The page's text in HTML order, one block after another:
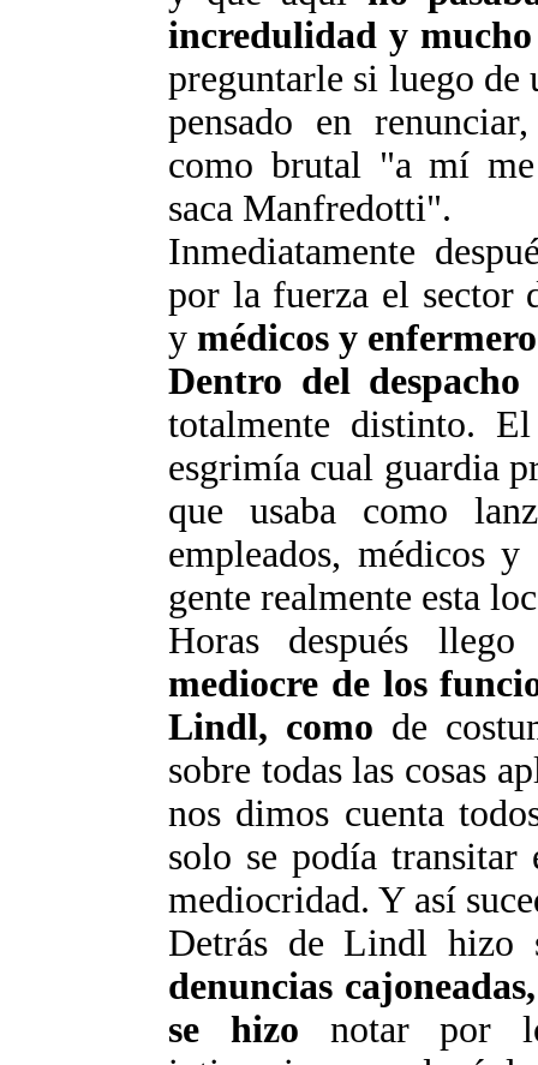
incredulidad y
preguntarle si luego
pensado en
como brutal "a mí
saca Manfredotti".
Inmediatamente
por la fuerza el sector
y médicos y
Dentro del
totalmente distinto.
esgrimía cual guardia
que usaba como
empleados, médicos
gente realmente esta
Horas después
mediocre de los
Lindl, como de
sobre todas las cosas
nos dimos cuenta
solo se podía
mediocridad. Y así
Detrás de Lindl hizo
denuncias
se hizo notar por